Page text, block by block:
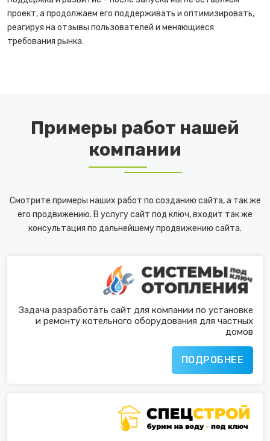
проект, а продолжаем его поддерживать и оптимизировать,
реагируя на отзывы пользователей и меняющиеся
требования рынка.
Примеры работ нашей
компании
Смотрите примеры наших работ по созданию сайта, а так же
его продвижению. В услугу сайт под ключ, входит так же
консультация по дальнейшему продвижению сайта.
Задача разработать сайт для компании по установке
и ремонту котельного оборудования для частных
домов
ПОДРОБНЕЕ